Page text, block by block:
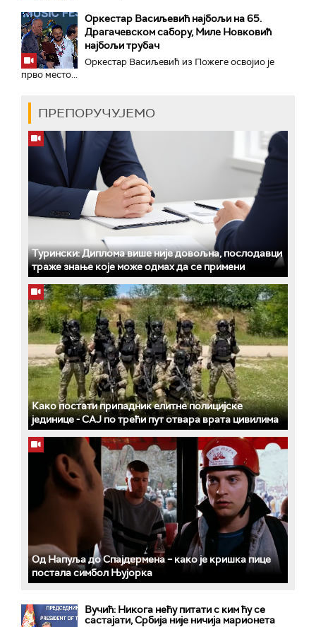
Оркестар Васиљевић најбољи на 65.
Драгачевском сабору, Миле Новковић
најбољи трубач
Оркестар Васиљевић из Пожеге освојио је
прво место...
ПРЕПОРУЧУЈЕМО
Турински: Диплома више није довољна, послодавци
траже знање које може одмах да се примени
Како постати припадник елитне полицијске
јединице - СAJ по трећи пут отвара врата цивилима
Од Напуља до Спајдермена – како је кришка пице
постала симбол Њујорка
Вучић: Никога нећу питати с ким ћу се
састајати, Србија није ничија марионета